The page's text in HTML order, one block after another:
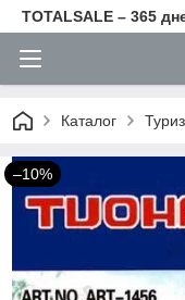
TOTALSALE – 365
Каталог
–10%